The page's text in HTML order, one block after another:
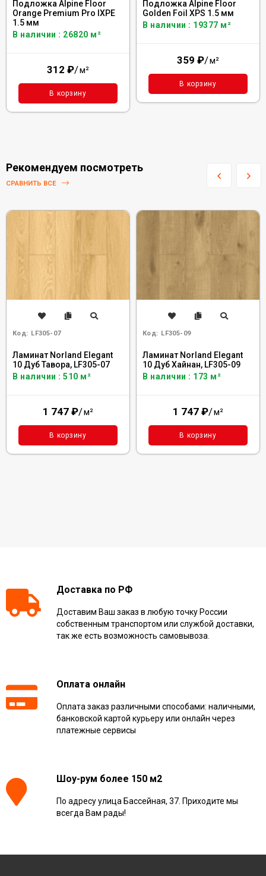
Подложка Alpine Floor
Orange Premium Pro IXPE
1.5 мм
В наличии : 26820 м²
312 ₽/м²
В корзину
Подложка Alpine Floor
Golden Foil XPS 1.5 мм
В наличии : 19377 м²
359 ₽/м²
В корзину
Рекомендуем посмотреть
СРАВНИТЬ ВСЕ
Код: LF305-07
Ламинат Norland Elegant
10 Дуб Тавора, LF305-07
В наличии : 510 м²
1 747 ₽/м²
В корзину
Код: LF305-09
Ламинат Norland Elegant
10 Дуб Хайнан, LF305-09
В наличии : 173 м²
1 747 ₽/м²
В корзину
Доставка по РФ
Доставим Ваш заказ в любую точку России
собственным транспортом или службой доставки,
так же есть возможность самовывоза.
Оплата онлайн
Оплата заказ различными способами: наличными,
банковской картой курьеру или онлайн через
платежные сервисы
Шоу-рум более 150 м2
По адресу улица Бассейная, 37. Приходите мы
всегда Вам рады!